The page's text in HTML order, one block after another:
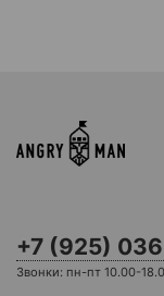
+7 (925)
Звонки: пн-пт 10.00-